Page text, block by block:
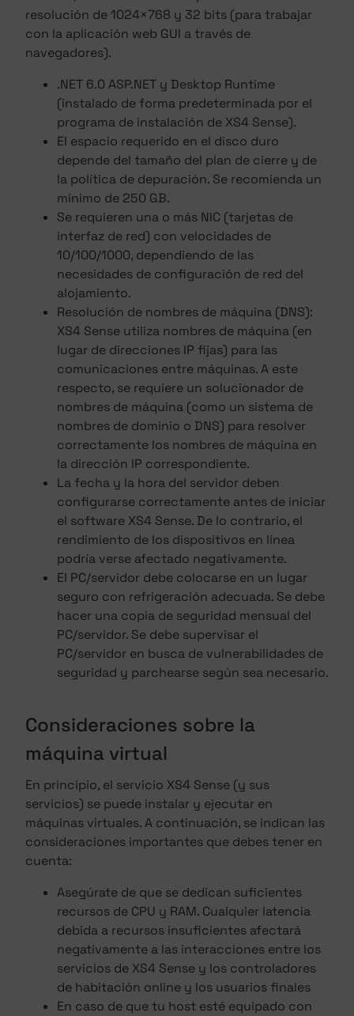
resolución de 1024×768 y 32 bits (para trabajar
con la aplicación web GUI a través de
navegadores).
.NET 6.0 ASP.NET y Desktop Runtime
(instalado de forma predeterminada por el
programa de instalación de XS4 Sense).
El espacio requerido en el disco duro
depende del tamaño del plan de cierre y de
la política de depuración. Se recomienda un
mínimo de 250 GB.
Se requieren una o más NIC (tarjetas de
interfaz de red) con velocidades de
10/100/1000, dependiendo de las
necesidades de configuración de red del
alojamiento.
Resolución de nombres de máquina (DNS):
XS4 Sense utiliza nombres de máquina (en
lugar de direcciones IP fijas) para las
comunicaciones entre máquinas. A este
respecto, se requiere un solucionador de
nombres de máquina (como un sistema de
nombres de dominio o DNS) para resolver
correctamente los nombres de máquina en
la dirección IP correspondiente.
La fecha y la hora del servidor deben
configurarse correctamente antes de iniciar
el software XS4 Sense. De lo contrario, el
rendimiento de los dispositivos en línea
podría verse afectado negativamente.
El PC/servidor debe colocarse en un lugar
seguro con refrigeración adecuada. Se debe
hacer una copia de seguridad mensual del
PC/servidor. Se debe supervisar el
PC/servidor en busca de vulnerabilidades de
seguridad y parchearse según sea necesario.
Consideraciones sobre la
máquina virtual
En principio, el servicio XS4 Sense (y sus
servicios) se puede instalar y ejecutar en
máquinas virtuales. A continuación, se indican las
consideraciones importantes que debes tener en
cuenta:
Asegúrate de que se dedican suficientes
recursos de CPU y RAM. Cualquier latencia
debida a recursos insuficientes afectará
negativamente a las interacciones entre los
servicios de XS4 Sense y los controladores
de habitación online y los usuarios finales
En caso de que tu host esté equipado con